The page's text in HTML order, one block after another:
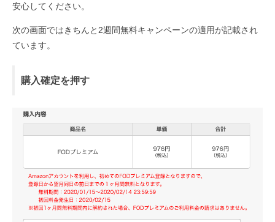
安心してください。
次の画面ではきちんと2週間無料キャンペーンの適用が記載され
ています。
購入確定を押す